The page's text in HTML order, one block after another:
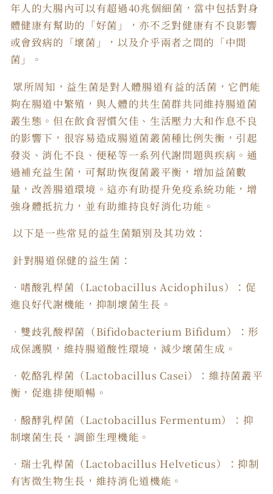
年人的大腸內可以有超過40兆個細菌，當中包括對身
體健康有幫助的「好菌」，亦不乏對健康有不良影響
或會致病的「壞菌」，以及介乎兩者之間的「中間
菌」。
眾所周知，益生菌是對人體腸道有益的活菌，它們能
夠在腸道中繁殖，與人體的共生菌群共同維持腸道菌
叢生態。但在飲食習慣欠佳、生活壓力大和作息不良
的影響下，很容易造成腸道菌叢菌種比例失衡，引起
發炎、消化不良、便秘等一系列代謝問題與疾病。通
過補充益生菌，可幫助恢復菌叢平衡，增加益菌數
量，改善腸道環境。這亦有助提升免疫系統功能，增
強身體抵抗力，並有助維持良好消化功能。
以下是一些常見的益生菌類別及其功效：
針對腸道保健的益生菌：
．嗜酸乳桿菌（Lactobacillus Acidophilus）：促
進良好代謝機能，抑制壞菌生長。
．雙歧乳酸桿菌（Bifidobacterium Bifidum）：形
成保護膜，維持腸道酸性環境，減少壞菌生成。
．乾酪乳桿菌（Lactobacillus Casei）：維持菌叢平
衡，促進排便順暢。
．醱酵乳桿菌（Lactobacillus Fermentum）：抑
制壞菌生長，調節生理機能。
．瑞士乳桿菌（Lactobacillus Helveticus）：抑制
有害微生物生長，維持消化道機能。